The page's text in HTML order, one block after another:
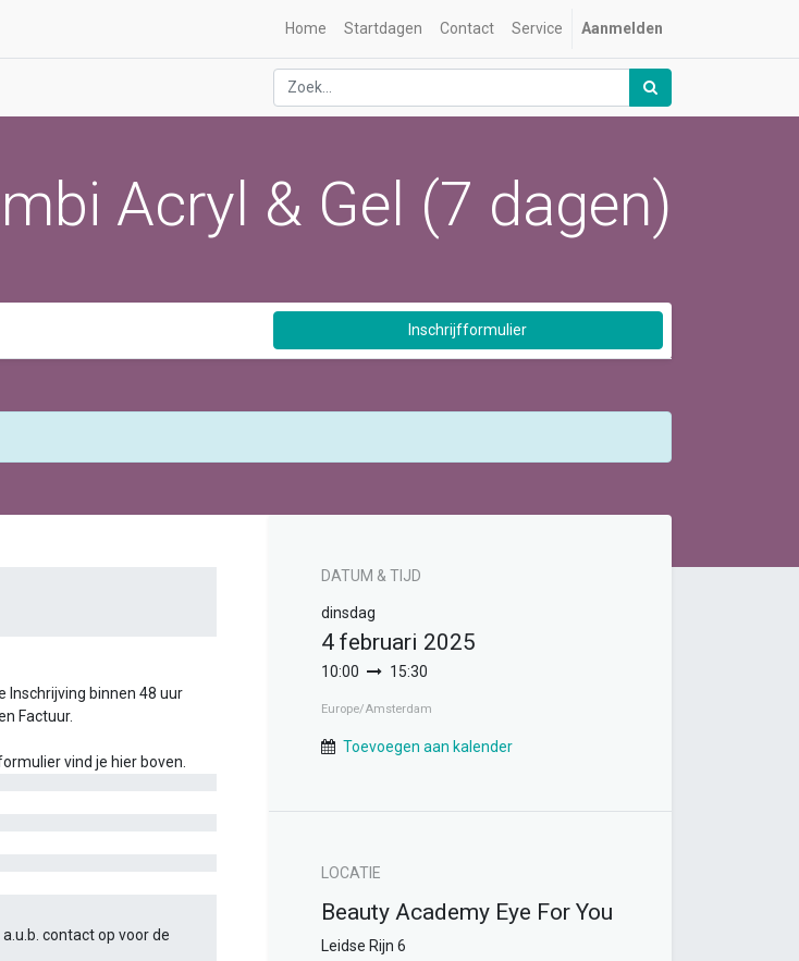
Home Startdagen Contact Service Aanmelden
Acryl & Gel (7 dagen)
Inschrijfformulier
Inschrijving binnen 48 uur
Factuur.
vind je hier boven.
contact op voor de
DATUM & TIJD
dinsdag
4 februari 2025
10:00 15:30
Europe/Amsterdam
Toevoegen aan kalender
LOCATIE
Beauty Academy Eye For You
Leidse Rijn 6